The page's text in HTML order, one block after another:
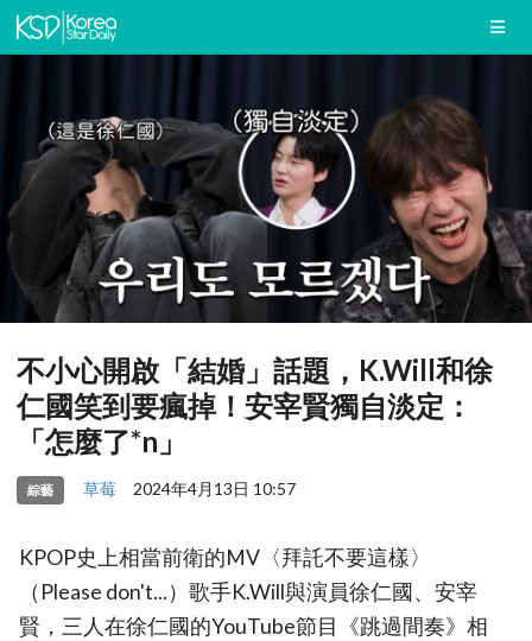
不小心開啟「結婚」話題，K.Will和徐
仁國笑到要瘋掉！安宰賢獨自淡定：
「怎麼了*n」
綜藝 草莓 2024年4月13日 10:57
KPOP史上相當前衛的MV〈拜託不要這樣〉
（Please don't...）歌手K.Will與演員徐仁國、安宰
賢，三人在徐仁國的YouTube節目《跳過間奏》相